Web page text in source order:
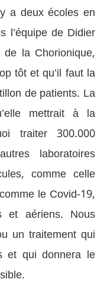
a deux écoles en
l’équipe de Didier
la Chorionique,
tôt et qu’il faut la
de patients. La
mettrait à la
traiter 300.000
laboratoires
comme celle
le Covid-19,
et aériens. Nous
un traitement qui
et qui donnera le